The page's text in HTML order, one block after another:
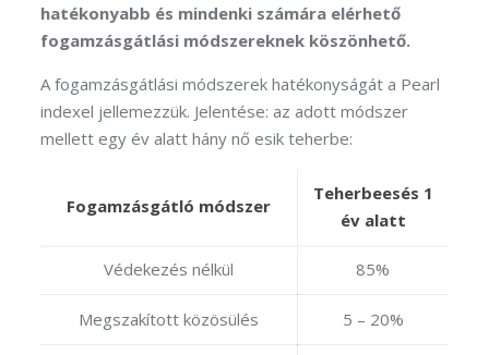
hatékonyabb és mindenki számára elérhető
fogamzásgátlási módszereknek köszönhető.
A fogamzásgátlási módszerek hatékonyságát a Pearl
indexel jellemezzük. Jelentése: az adott módszer
mellett egy év alatt hány nő esik teherbe:
Fogamzásgátló módszer
Teherbeesés 1
év alatt
Védekezés nélkül 85%
Megszakított közösülés 5 – 20%